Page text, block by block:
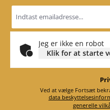
adresse
Jeg er ikke en robot
Klik for at starte
data
generelle